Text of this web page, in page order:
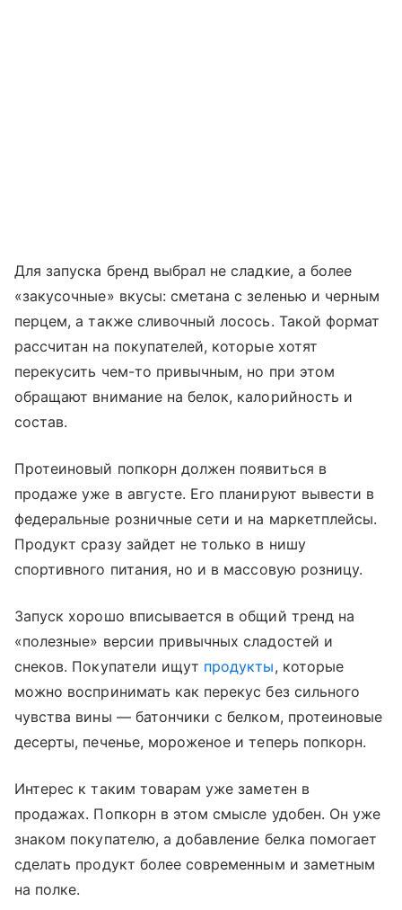
Для запуска бренд выбрал не сладкие, а более
«закусочные» вкусы: сметана с зеленью и черным
перцем, а также сливочный лосось. Такой формат
рассчитан на покупателей, которые хотят
перекусить чем-то привычным, но при этом
обращают внимание на белок, калорийность и
состав.
Протеиновый попкорн должен появиться в
продаже уже в августе. Его планируют вывести в
федеральные розничные сети и на маркетплейсы.
Продукт сразу зайдет не только в нишу
спортивного питания, но и в массовую розницу.
Запуск хорошо вписывается в общий тренд на
«полезные» версии привычных сладостей и
снеков. Покупатели ищут продукты, которые
можно воспринимать как перекус без сильного
чувства вины — батончики с белком, протеиновые
десерты, печенье, мороженое и теперь попкорн.
Интерес к таким товарам уже заметен в
продажах. Попкорн в этом смысле удобен. Он уже
знаком покупателю, а добавление белка помогает
сделать продукт более современным и заметным
на полке.